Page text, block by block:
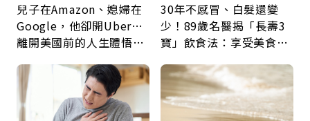
兒子在Amazon、媳婦在
Google，他卻開Uber…
離開美國前的人生體悟：
30年不感冒、白髮還變
少！89歲名醫揭「長壽3
寶」飲食法：享受美食不